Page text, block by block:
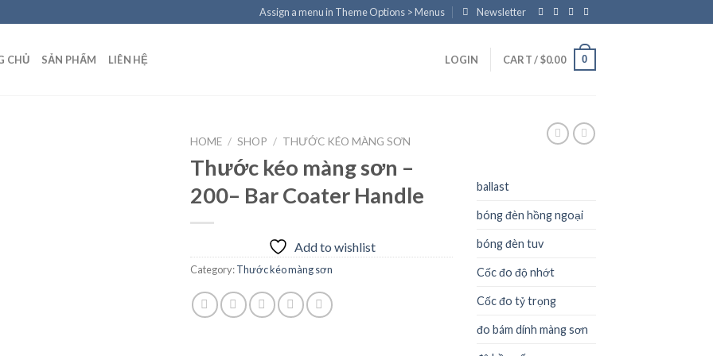
Assign a menu in Theme Options > Menus Newsletter
CHỦ SẢN PHẨM LIÊN HỆ LOGIN CART /$0.00 0
HOME / SHOP / THƯỚC KÉO MÀNG SƠN
Thước kéo màng sơn –
200– Bar Coater Handle
Add to wishlist
Category:Thước kéo màng sơn
ballast
bóng đèn hồng ngoại
bóng đèn tuv
Cốc đo độ nhớt
Cốc đo tỷ trọng
đo bám dính màng sơn